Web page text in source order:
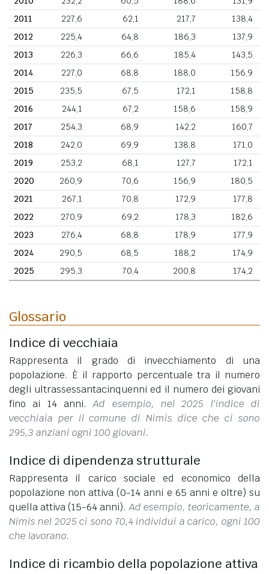
2011
227,6 62,1 217,7
138,4
2012
225,4 64,8 186,3
137,9
2013
226,3 66,6 185,4
143,5
2014
227,0 68,8 188,0
156,9
2015
235,5 67,5 172,1
158,8
2016
244,1 67,2 158,6
158,9
2017
254,3 68,9 142,2
160,7
2018
242,0 69,9 138,8
171,0
2019
253,2 68,1 127,7
172,1
2020
260,9 70,6 156,9
180,5
2021
267,1 70,8 172,9
177,8
2022
270,9 69,2 178,3
182,6
2023
276,4 68,8 178,9
177,9
2024
290,5 68,5 188,2
174,9
2025
295,3 70,4 200,8 174,2
Glossario
Indice di vecchiaia
Rappresenta il grado di invecchiamento di una
popolazione. È il rapporto percentuale tra il numero
degli ultrassessantacinquenni ed il numero dei giovani
fino ai 14 anni.Ad esempio, nel 2025 l'indice di
vecchiaia per il comune di Nimis dice che ci sono
295,3 anziani ogni 100 giovani.
Indice di dipendenza strutturale
Rappresenta il carico sociale ed economico della
popolazione non attiva (0-14 anni e 65 anni e oltre) su
quella attiva (15-64 anni).Ad esempio, teoricamente, a
Nimis nel 2025 ci sono 70,4 individui a carico, ogni 100
che lavorano.
Indice di ricambio della popolazione attiva